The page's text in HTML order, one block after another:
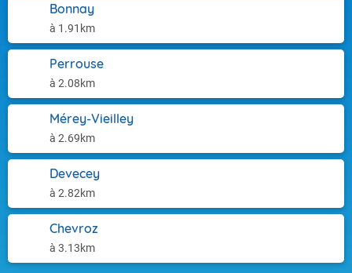
Bonnay
à 1.91km
Perrouse
à 2.08km
Mérey-Vieilley
à 2.69km
Devecey
à 2.82km
Chevroz
à 3.13km